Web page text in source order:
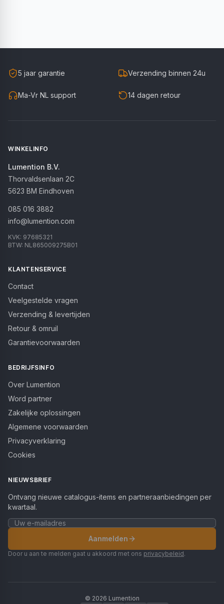
5 jaar garantie Verzending binnen 24u
Ma-Vr NL support 14 dagen retour
WINKELINFO
Lumention B.V.
Thorvaldsenlaan 2C
5623 BM Eindhoven
085 016 3882
info@lumention.com
KVK: 97685321
BTW: NL865009275B01
KLANTENSERVICE
Contact
Veelgestelde vragen
Verzending & levertijden
Retour & omruil
Garantievoorwaarden
BEDRIJFSINFO
Over Lumention
Word partner
Zakelijke oplossingen
Algemene voorwaarden
Privacyverklaring
Cookies
NIEUWSBRIEF
Ontvang nieuwe catalogus-items en partneraanbiedingen per
kwartaal.
Aanmelden
Door u aan te melden gaat u akkoord met ons privacybeleid.
© 2026 Lumention